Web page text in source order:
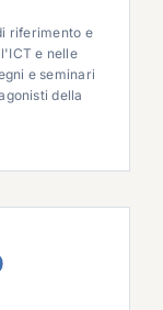
riferimento e
e nelle
e seminari
della